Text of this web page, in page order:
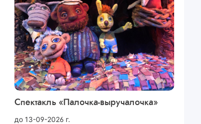
Спектакль «Палочка-выручалочка»
до 13-09-2026 г.